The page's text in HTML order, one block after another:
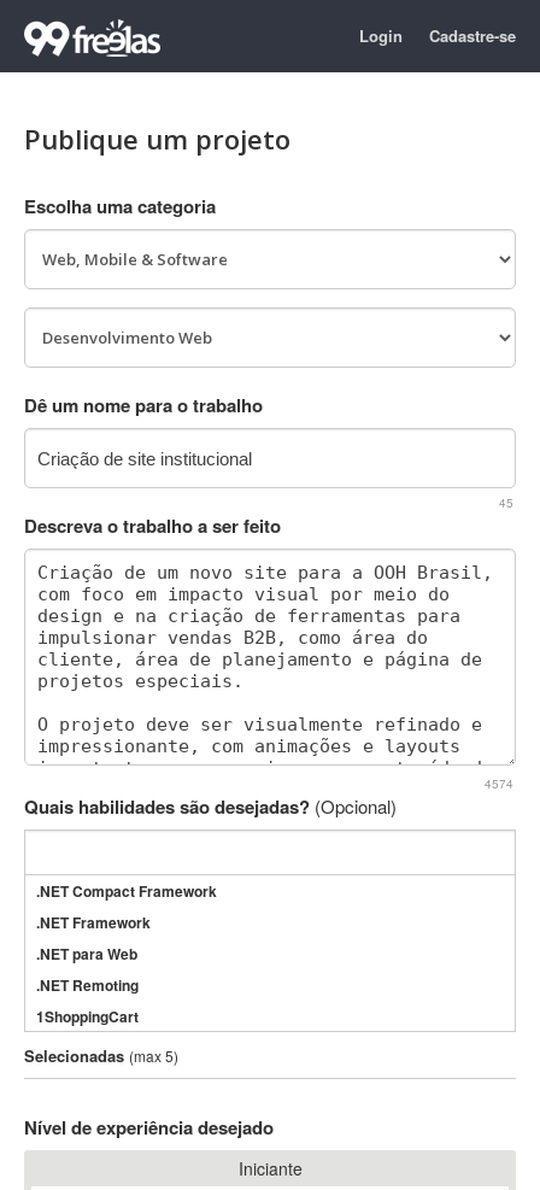
Login Cadastre-se
Publique um projeto
Escolha uma categoria
Dê um nome para o trabalho
45
Descreva o trabalho a ser feito
4574
Quais habilidades são desejadas? (Opcional)
.NET Compact Framework
.NET Framework
.NET para Web
.NET Remoting
1ShoppingCart
3DS Max
3GSM
802.11
Selecionadas (max 5)
Nível de experiência desejado
Iniciante